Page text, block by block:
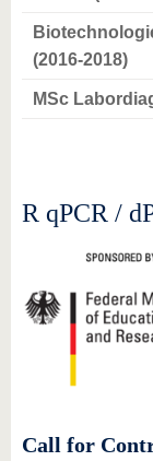
(2016-2018)
MSc
R qPCR /
Call for